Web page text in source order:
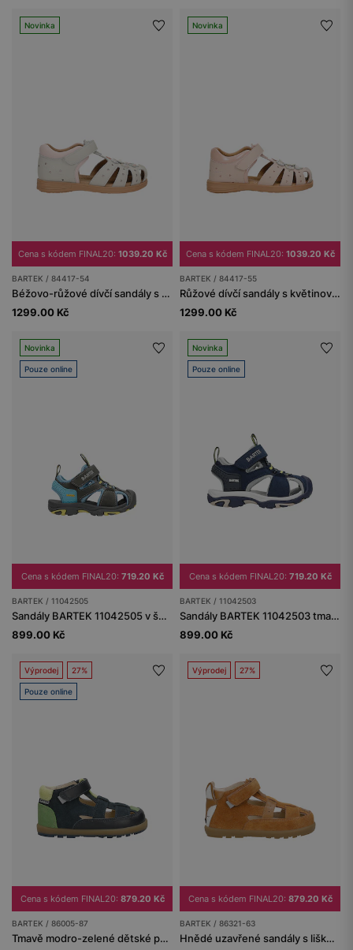
Novinka
Cena s kódem FINAL20: 1039.20 Kč
BARTEK / 84417-54
Béžovo-růžové dívčí sandály s květinovým motivem BARTEK 84417-54
1299.00 Kč
Novinka
Cena s kódem FINAL20: 1039.20 Kč
BARTEK / 84417-55
Růžové dívčí sandály s květinovým zdobením ze fóliované štípenky
1299.00 Kč
Novinka
Pouze online
Cena s kódem FINAL20: 719.20 Kč
BARTEK / 11042505
Sandály BARTEK 11042505 v šedo-modré barvě se žlutými akcenty
899.00 Kč
Novinka
Pouze online
Cena s kódem FINAL20: 719.20 Kč
BARTEK / 11042503
Sandály BARTEK 11042503 tmavě modré, zapínání na suchý zip
899.00 Kč
Výprodej 27%
Pouze online
Cena s kódem FINAL20: 879.20 Kč
BARTEK / 86005-87
Tmavě modro-zelené dětské polobotky s výřezy BARTEK 86005-87
Výprodej 27%
Cena s kódem FINAL20: 879.20 Kč
BARTEK / 86321-63
Hnědé uzavřené sandály s liškou BARTEK 86321-63